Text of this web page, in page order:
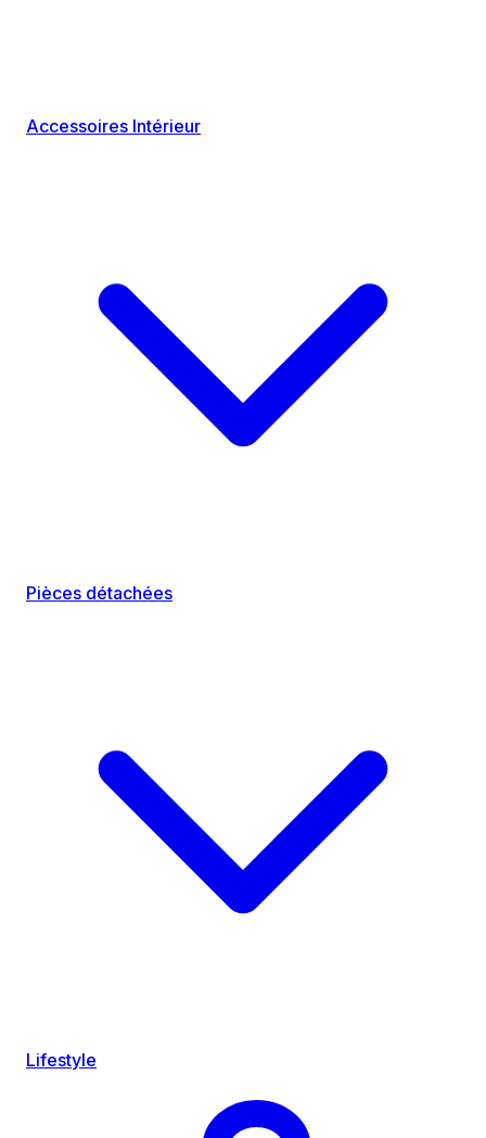
Accessoires Intérieur
Pièces détachées
Lifestyle